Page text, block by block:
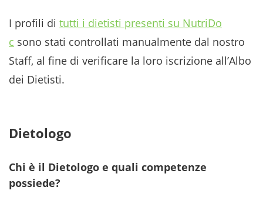
I profili di tutti i dietisti presenti su NutriDo
c sono stati controllati manualmente dal nostro
Staff, al fine di verificare la loro iscrizione all’Albo
dei Dietisti.
Dietologo
Chi è il Dietologo e quali competenze
possiede?